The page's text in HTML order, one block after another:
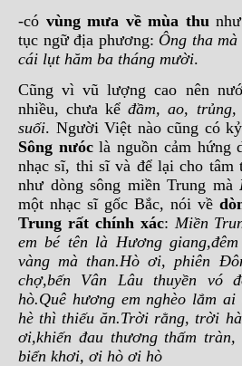
-có vùng mưa về mùa thunhư
tục ngữ địa phương: Ông tha
cái lụt hăm ba tháng mười.
Cũng vì vũ lượng cao nên
nhiều, chưa kểđầm, ao, trủng,
suối. Người Việt nào cũng có
Sông nưóclà nguồn cảm hứng
nhạc sĩ, thi sĩ và để lại cho tâm
như dòng sông miền Trung mà
một nhạc sĩ gốc Bắc, nói về
Trung rất chính xác: Miền
em bé tên là Hương
vàng mà than.Hò ơi, phiên
chợ,bến Vân Lâu thuyền vó
hò.Quê hương em nghèo lắm
hè thì thiếu ăn.Trời rằng, trời
ơi,khiến đau thương thấm
biển khơi, ơi hò ơi hò